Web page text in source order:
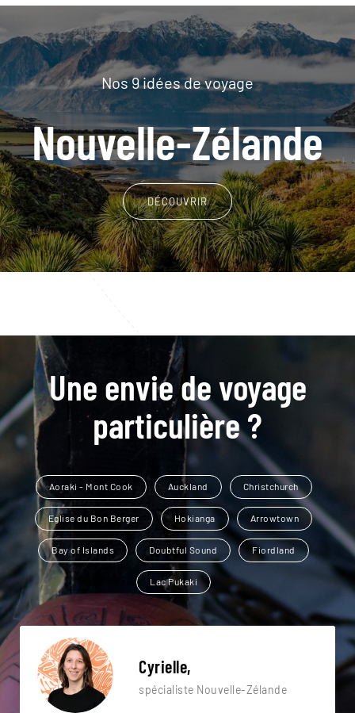
Nos 9 idées de voyage
Nouvelle-Zélande
DÉCOUVRIR
Une envie de voyage
particulière ?
Aoraki - Mont Cook Auckland Christchurch
Eglise du Bon Berger Hokianga Arrowtown
Bay of Islands Doubtful Sound Fiordland
Lac Pukaki
Cyrielle,
spécialiste Nouvelle-Zélande